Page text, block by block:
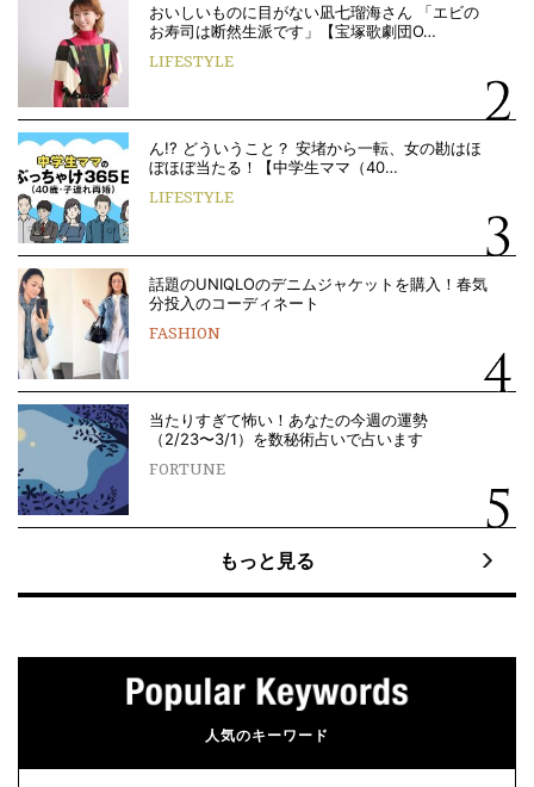
おいしいものに目がない凪七瑠海さん 「エビの
お寿司は断然生派です」【宝塚歌劇団O…
LIFESTYLE
ん!? どういうこと？ 安堵から一転、女の勘はほ
ぼほぼ当たる！【中学生ママ（40…
LIFESTYLE
話題のUNIQLOのデニムジャケットを購入！春気
分投入のコーディネート
FASHION
当たりすぎて怖い！あなたの今週の運勢
（2/23〜3/1）を数秘術占いで占います
FORTUNE
もっと見る
人気のキーワード